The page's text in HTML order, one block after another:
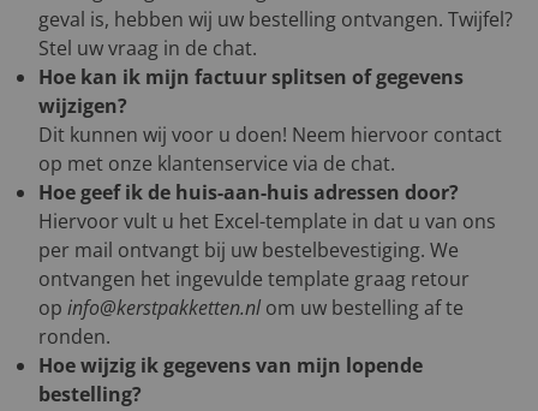
geval is, hebben wij uw bestelling ontvangen. Twijfel?
Stel uw vraag in de chat.
Hoe kan ik mijn factuur splitsen of gegevens
wijzigen?
Dit kunnen wij voor u doen! Neem hiervoor contact
op met onze klantenservice via de chat.
Hoe geef ik de huis-aan-huis adressen door?
Hiervoor vult u het Excel-template in dat u van ons
per mail ontvangt bij uw bestelbevestiging. We
ontvangen het ingevulde template graag retour
op info@kerstpakketten.nlom uw bestelling af te
ronden.
Hoe wijzig ik gegevens van mijn lopende
bestelling?